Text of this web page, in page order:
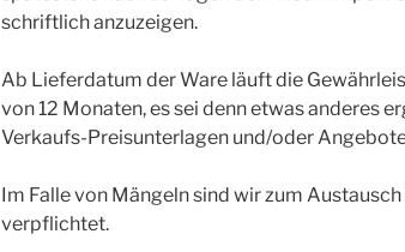
schriftlich anzuzeigen.
Ab Lieferdatum der Ware läuft die
von 12 Monaten, es sei denn etwas anderes
Verkaufs-Preisunterlagen und/oder
Im Falle von Mängeln sind wir zum
verpflichtet.